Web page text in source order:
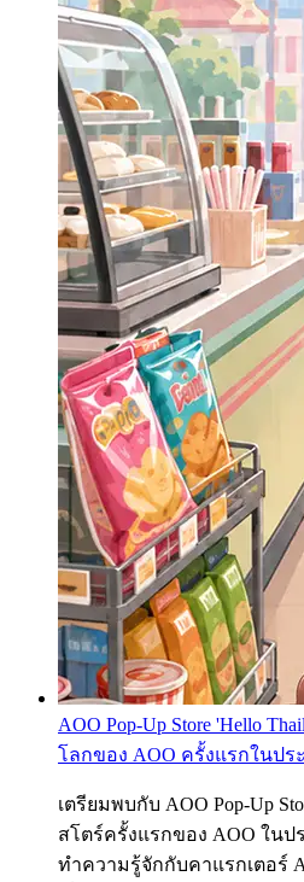
AOO Pop-Up Store 'Hello
โลกของ AOO ครั้งแรกในปร
เตรียมพบกับ AOO Pop-Up
สโตร์ครั้งแรกของ AOO ใน
ทำความรู้จักกับคาแรกเตอร์